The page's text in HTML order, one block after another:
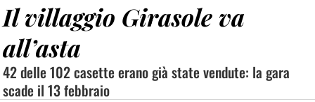
Il villaggio Girasole va
all’asta
42 delle 102 casette erano già state vendute: la gara
scade il 13 febbraio